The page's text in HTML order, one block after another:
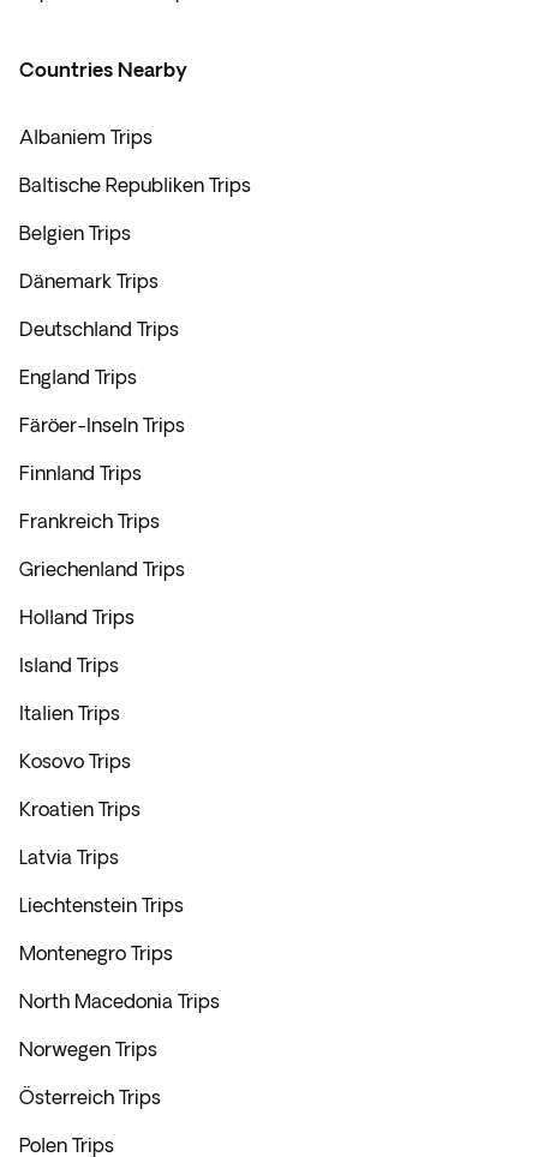
Countries Nearby
Albaniem Trips
Baltische Republiken Trips
Belgien Trips
Dänemark Trips
Deutschland Trips
England Trips
Färöer-Inseln Trips
Finnland Trips
Frankreich Trips
Griechenland Trips
Holland Trips
Island Trips
Italien Trips
Kosovo Trips
Kroatien Trips
Latvia Trips
Liechtenstein Trips
Montenegro Trips
North Macedonia Trips
Norwegen Trips
Österreich Trips
Polen Trips